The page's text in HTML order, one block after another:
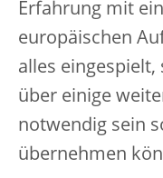
Erfahrung mit
europäischen
alles
über einige
notwendig sein
übernehmen